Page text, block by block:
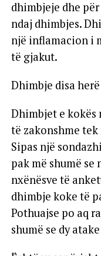
dhimbjeje dhe
ndaj dhimbjes.
një inflamacion i
të gjakut.
Dhimbje disa
Dhimbjet e
të zakonshme
Sipas një
pak më shumë se
nxënësve të
dhimbje koke të
Pothuajse po aq
shumë se dy